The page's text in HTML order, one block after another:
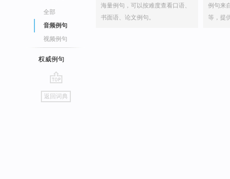
全部
音频例句
视频例句
权威例句
go
top
返回词典
海量例句，可以按难度查看口语、
书面语、论文例句。
例句来
等，提